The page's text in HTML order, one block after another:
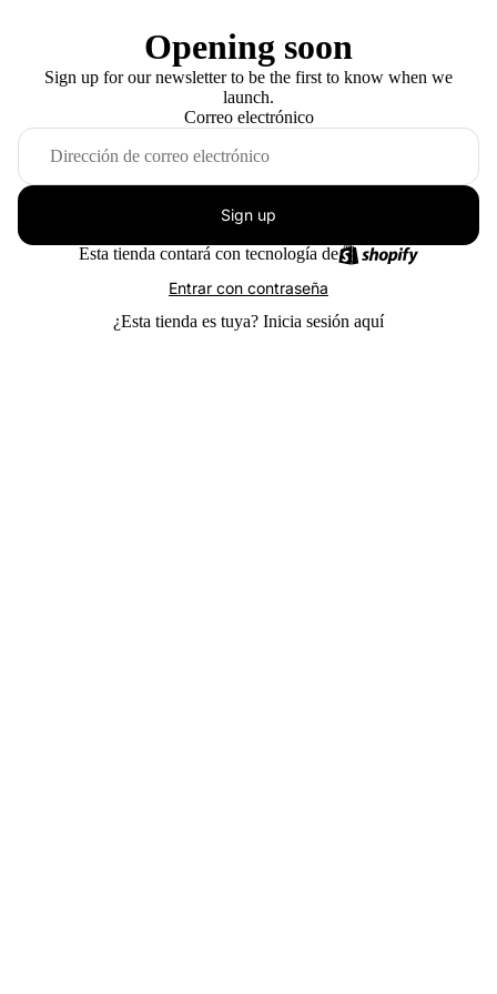
Opening soon
Sign up for our newsletter to be the first to know when we
launch.
Correo electrónico
Sign up
Esta tienda contará con tecnología de
Entrar con contraseña
¿Esta tienda es tuya? Inicia sesión aquí